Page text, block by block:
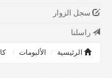
سجل الزوار
راسلنا
الرئيسية الألبومات